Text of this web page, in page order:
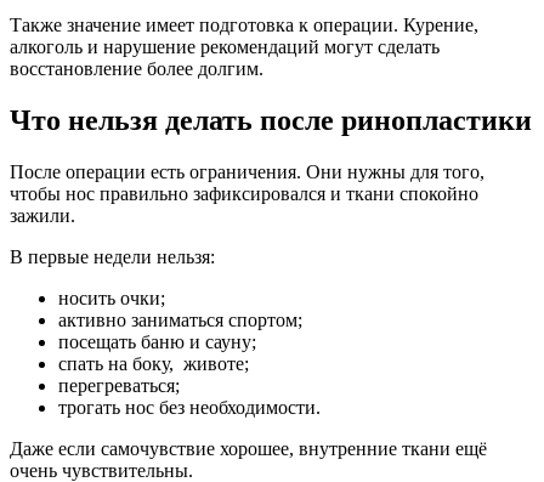
Также значение имеет подготовка к операции. Курение,
алкоголь и нарушение рекомендаций могут сделать
восстановление более долгим.
Что нельзя делать после ринопластики
После операции есть ограничения. Они нужны для того,
чтобы нос правильно зафиксировался и ткани спокойно
зажили.
В первые недели нельзя:
носить очки;
активно заниматься спортом;
посещать баню и сауну;
спать на боку, животе;
перегреваться;
трогать нос без необходимости.
Даже если самочувствие хорошее, внутренние ткани ещё
очень чувствительны.